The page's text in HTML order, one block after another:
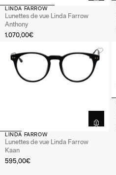
LINDA FARROW
Lunettes de vue Linda Farrow
Anthony
1.070,00€
LINDA FARROW
Lunettes de vue Linda Farrow
Kaan
595,00€